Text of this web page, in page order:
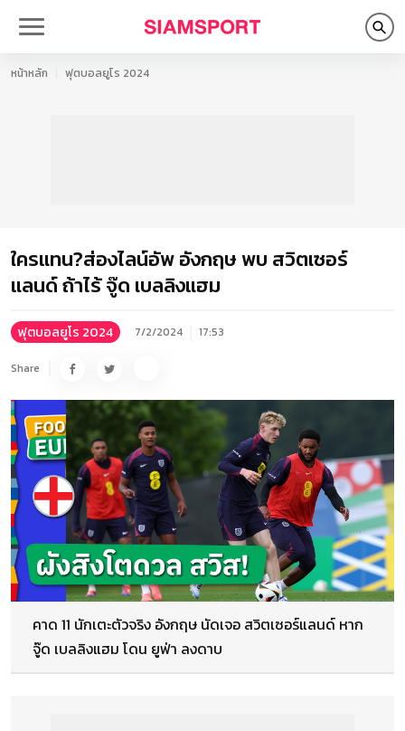
หน้าหลัก ฟุตบอลยูโร 2024
ใครแทน?ส่องไลน์อัพ อังกฤษ พบ สวิตเซอร์
แลนด์ ถ้าไร้ จู๊ด เบลลิงแฮม
ฟุตบอลยูโร 2024 7/2/2024 17:53
Share
คาด 11 นักเตะตัวจริง อังกฤษ นัดเจอ สวิตเซอร์แลนด์ หาก
จู๊ด เบลลิงแฮม โดน ยูฟ่า ลงดาบ